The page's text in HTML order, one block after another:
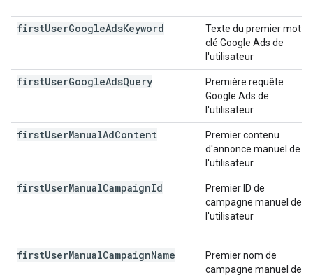
firstUserGoogleAdsKeyword
Texte du premier mot
clé Google Ads de
l'utilisateur
firstUserGoogleAdsQuery
Première requête
Google Ads de
l'utilisateur
firstUserManualAdContent
Premier contenu
d'annonce manuel de
l'utilisateur
firstUserManualCampaignId
Premier ID de
campagne manuel de
l'utilisateur
firstUserManualCampaignName
Premier nom de
campagne manuel de